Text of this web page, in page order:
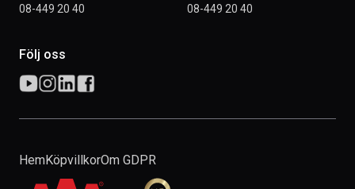
08-449 20 40
08-449 20 40
Följ oss
HemKöpvillkorOm GDPR